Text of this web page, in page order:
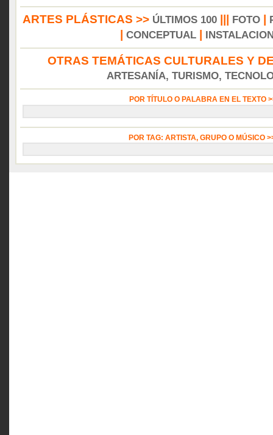
ARTES PLÁSTICAS >> ÚLTIMOS 100 FOTO
CONCEPTUAL
OTRAS TEMÁTICAS CULTURALES Y
ARTESANÍA, TURISMO,
POR TÍTULO O PALABRA EN EL TEXTO
POR TAG: ARTISTA, GRUPO O MÚSICO